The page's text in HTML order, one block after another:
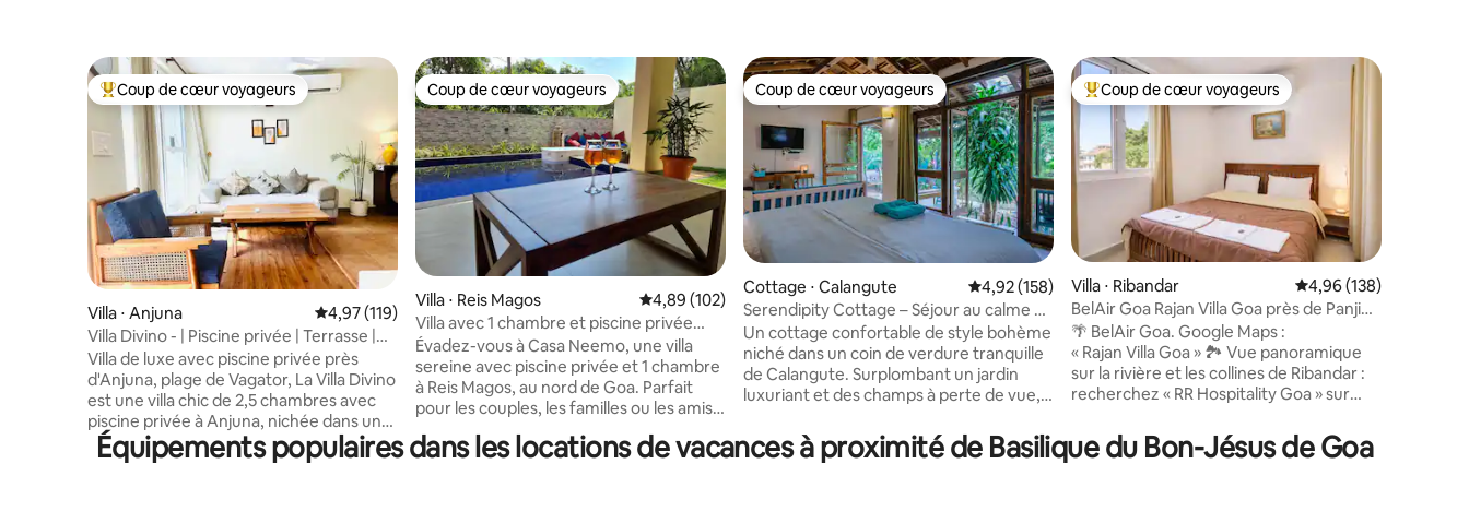
Coups de cœur voyageurs les plus appréciés
Coup de cœur voyageurs
Villa ⋅ Anjuna Évaluation moyenne sur la base de 119 commentaires : 4,97 sur 5
4,97 (119)
Villa Divino - | Piscine privée | Terrasse |
WiFi | Plage
Villa de luxe avec piscine privée près
d'Anjuna, plage de Vagator, La Villa Divino
est une villa chic de 2,5 chambres avec
piscine privée à Anjuna, nichée dans une
ceinture verte luxuriante et calme, mais
à quelques minutes des cafés, des plages
Coup de cœur voyageurs
Coup de cœur voyageurs
Villa ⋅ Reis Magos Évaluation moyenne sur la base de 102 commentaires : 4,89 sur 5
4,89 (102)
Villa avec 1 chambre et piscine privée
dans le nord de Goa
Évadez-vous à Casa Neemo, une villa
sereine avec piscine privée et 1 chambre
à Reis Magos, au nord de Goa. Parfait
pour les couples, les familles ou les amis,
climatisée et d'un salon pouvant accueillir
Coup de cœur voyageurs
Coup de cœur voyageurs
Cottage ⋅ Calangute Évaluation moyenne sur la base de 158 commentaires : 4,92 sur 5
4,92 (158)
Serendipity Cottage – Séjour au calme à
Calangute-Baga.
Un cottage confortable de style bohème
niché dans un coin de verdure tranquille
de Calangute. Surplombant un jardin
luxuriant et des champs à perte de vue,
pur et d'une profonde détente — le
genre d'endroit où les matinées s'étirent
Coups de cœur voyageurs les plus appréciés
Coup de cœur voyageurs
Villa ⋅ Ribandar Évaluation moyenne
4,96 (138)
BelAir Goa Rajan Villa Goa près de Panjim
Ribandar
🌴 BelAir Goa. Google Maps :
« Rajan Villa Goa » 🏞️ Vue panoramique
sur la rivière et les collines de Ribandar :
recherchez « RR Hospitality Goa » sur
distances 🕹️ RAJAN VILLA GOA
(Google Maps) 🏠 À propos du logement
Équipements populaires dans les locations de vacances à proximité de Basilique du Bon-Jésus de Goa